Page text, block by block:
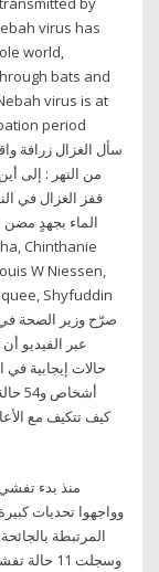
virus has
world,
bats and
virus is at
period
من النهر : إلى
قفز الغزال في
الماء بجهدٍ
W Niessen,
Shyfuddin
كيف تتكيف مع
وواجهوا تحديات
المرتبطة